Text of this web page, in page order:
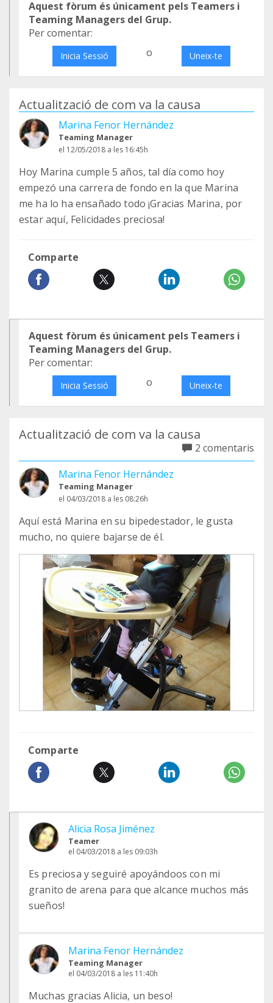
Aquest fòrum és únicament pels Teamers i
Teaming Managers del Grup.
Per comentar:
Inicia Sessió o Uneix-te
Actualització de com va la causa
Marina Fenor Hernández
Teaming Manager
el 12/05/2018 a les 16:45h
Hoy Marina cumple 5 años, tal día como hoy
empezó una carrera de fondo en la que Marina
me ha lo ha ensañado todo ¡Gracias Marina, por
estar aquí, Felicidades preciosa!
Comparte
Aquest fòrum és únicament pels Teamers i
Teaming Managers del Grup.
Per comentar:
Inicia Sessió o Uneix-te
Actualització de com va la causa
2 comentaris
Marina Fenor Hernández
Teaming Manager
el 04/03/2018 a les 08:26h
Aquí está Marina en su bipedestador, le gusta
mucho, no quiere bajarse de él.
Comparte
Alicia Rosa Jiménez
Teamer
el 04/03/2018 a les 09:03h
Es preciosa y seguiré apoyándoos con mi
granito de arena para que alcance muchos más
sueños!
Marina Fenor Hernández
Teaming Manager
el 04/03/2018 a les 11:40h
Muchas gracias Alicia, un beso!